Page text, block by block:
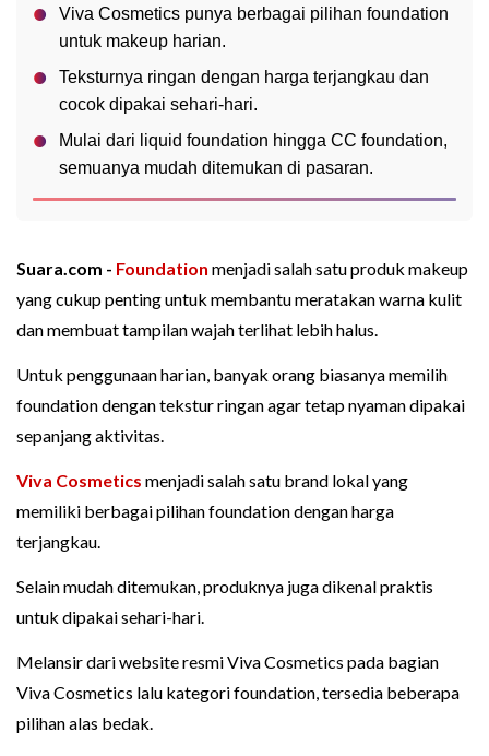
Viva Cosmetics punya berbagai pilihan foundation
untuk makeup harian.
Teksturnya ringan dengan harga terjangkau dan
cocok dipakai sehari-hari.
Mulai dari liquid foundation hingga CC foundation,
semuanya mudah ditemukan di pasaran.
Suara.com - Foundation menjadi salah satu produk makeup
yang cukup penting untuk membantu meratakan warna kulit
dan membuat tampilan wajah terlihat lebih halus.
Untuk penggunaan harian, banyak orang biasanya memilih
foundation dengan tekstur ringan agar tetap nyaman dipakai
sepanjang aktivitas.
Viva Cosmetics menjadi salah satu brand lokal yang
memiliki berbagai pilihan foundation dengan harga
terjangkau.
Selain mudah ditemukan, produknya juga dikenal praktis
untuk dipakai sehari-hari.
Melansir dari website resmi Viva Cosmetics pada bagian
Viva Cosmetics lalu kategori foundation, tersedia beberapa
pilihan alas bedak.